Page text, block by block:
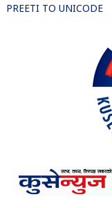
PREETI TO UNICODE